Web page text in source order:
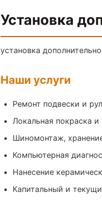
Установка
установка
Наши услуги
Ремонт подвески и
Локальная покраска
Шиномонтаж,
Компьютерная
Нанесение
Капитальный и